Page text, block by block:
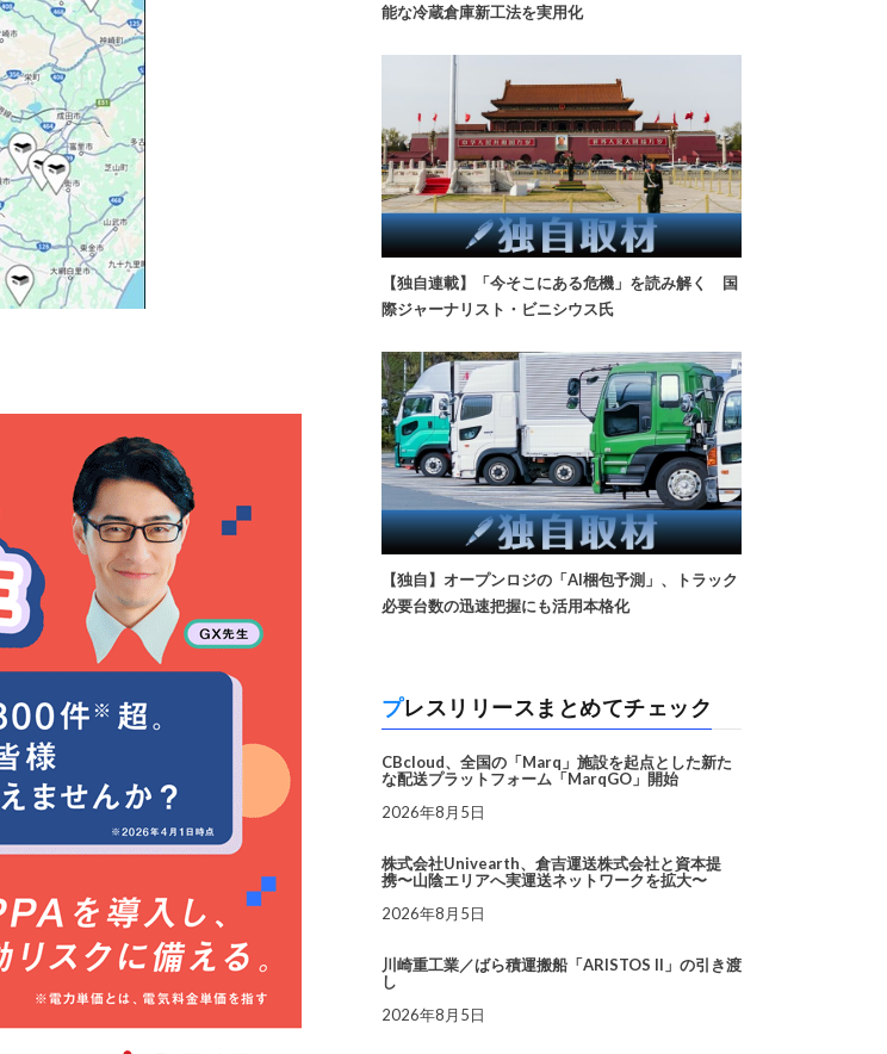
能な冷蔵倉庫新工法を実用化
【独自連載】「今そこにある危機」を読み解く 国
際ジャーナリスト・ビニシウス氏
【独自】オープンロジの「AI梱包予測」、トラック
必要台数の迅速把握にも活用本格化
プレスリリースまとめてチェック
CBcloud、全国の「Marq」施設を起点とした新た
な配送プラットフォーム「MarqGO」開始
2026年8月5日
株式会社Univearth、倉吉運送株式会社と資本提
携〜山陰エリアへ実運送ネットワークを拡大〜
2026年8月5日
川崎重工業／ばら積運搬船「ARISTOS II」の引き渡
し
2026年8月5日